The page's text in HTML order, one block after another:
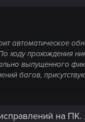
автоматическое
прохождения
выпущенного
багов,
на